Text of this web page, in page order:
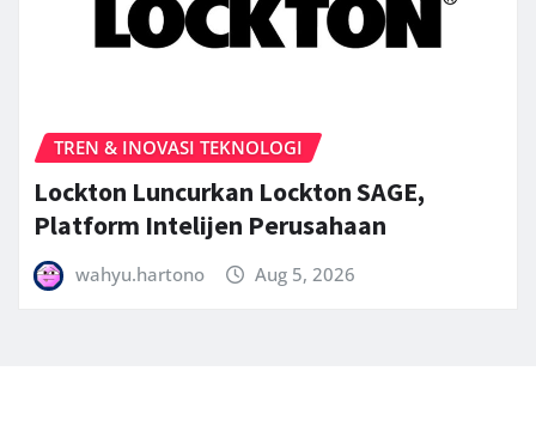
TREN & INOVASI TEKNOLOGI
Lockton Luncurkan Lockton SAGE,
Platform Intelijen Perusahaan
wahyu.hartono Aug 5, 2026